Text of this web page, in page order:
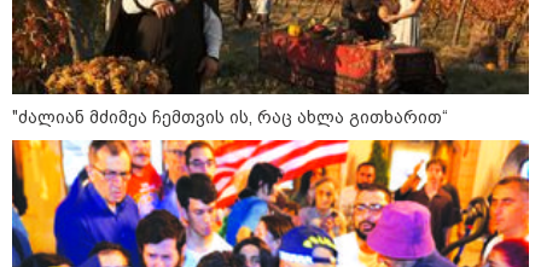
12:46 / 07-08-2026
ოკუპირებულ აფხაზეთში საწვავის
დეფიციტია, კილომეტრიანი რიგები და
შეზღუდვა საწვავის ჩასხმაზე - რა
ინფორმაციას აქვეყნებს "დემოკრატიის
კვლევის ინსტიტუტი“
14:23 / 05-08-2026
"ძალიან მძიმეა ჩემთვის ის, რაც ახლა გითხარით“